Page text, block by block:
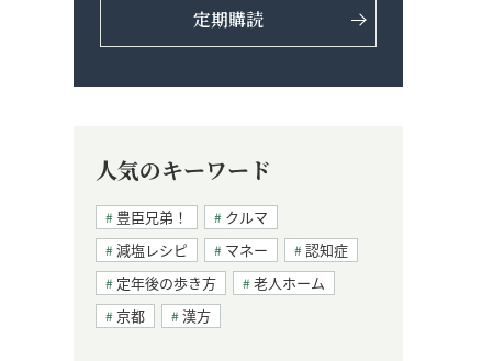
定期購読
人気のキーワード
豊臣兄弟！
クルマ
減塩レシピ
マネー
認知症
定年後の歩き方
老人ホーム
京都
漢方